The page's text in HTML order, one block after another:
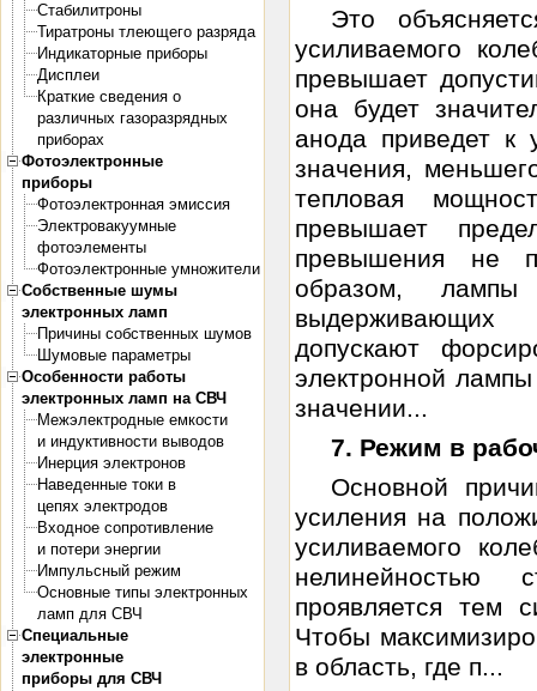
Стабилитроны
Тиратроны тлеющего разряда
Индикаторные приборы
Дисплеи
Краткие сведения о
различных газоразрядных
приборах
Фотоэлектронные
приборы
Фотоэлектронная эмиссия
Электровакуумные
фотоэлементы
Фотоэлектронные умножители
Собственные шумы
электронных ламп
Причины собственных шумов
Шумовые параметры
Особенности работы
электронных ламп на СВЧ
Межэлектродные емкости
и индуктивности выводов
Инерция электронов
Наведенные токи в
цепях электродов
Входное сопротивление
и потери энергии
Импульсный режим
Основные типы электронных
ламп для СВЧ
Специальные
электронные
приборы для СВЧ
Это
усиливаемого
превышает
она будет
анода приведет к
значения,
тепловая
превышает
превышения не
образом,
выдерживающих
допускают
электронной
значении...
7. Режим в
Основной
усиления на
усиливаемого
нелинейностью
проявляется тем
Чтобы
в область, где п...